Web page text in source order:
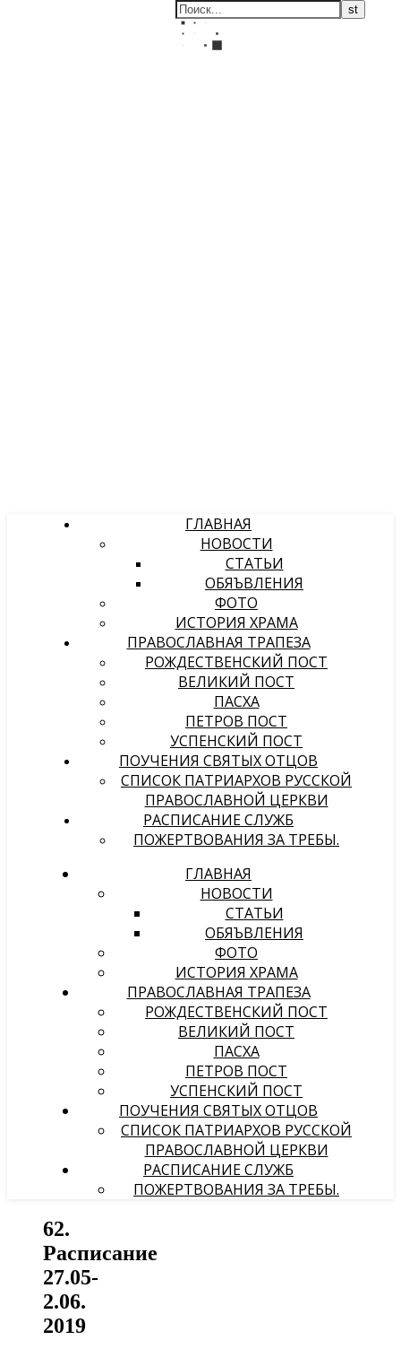
ГЛАВНАЯ
НОВОСТИ
СТАТЬИ
ОБЯЪВЛЕНИЯ
ФОТО
ИСТОРИЯ ХРАМА
ПРАВОСЛАВНАЯ ТРАПЕЗА
РОЖДЕСТВЕНСКИЙ ПОСТ
ВЕЛИКИЙ ПОСТ
ПАСХА
ПЕТРОВ ПОСТ
УСПЕНСКИЙ ПОСТ
ПОУЧЕНИЯ СВЯТЫХ ОТЦОВ
СПИСОК ПАТРИАРХОВ РУССКОЙ
ПРАВОСЛАВНОЙ ЦЕРКВИ
РАСПИСАНИЕ СЛУЖБ
ПОЖЕРТВОВАНИЯ ЗА ТРЕБЫ.
ГЛАВНАЯ
НОВОСТИ
СТАТЬИ
ОБЯЪВЛЕНИЯ
ФОТО
ИСТОРИЯ ХРАМА
ПРАВОСЛАВНАЯ ТРАПЕЗА
РОЖДЕСТВЕНСКИЙ ПОСТ
ВЕЛИКИЙ ПОСТ
ПАСХА
ПЕТРОВ ПОСТ
УСПЕНСКИЙ ПОСТ
ПОУЧЕНИЯ СВЯТЫХ ОТЦОВ
СПИСОК ПАТРИАРХОВ РУССКОЙ
ПРАВОСЛАВНОЙ ЦЕРКВИ
РАСПИСАНИЕ СЛУЖБ
ПОЖЕРТВОВАНИЯ ЗА ТРЕБЫ.
62.
Расписание
27.05-
2.06.
2019